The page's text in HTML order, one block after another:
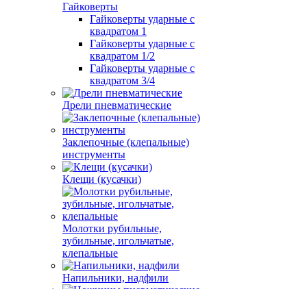
Гайковерты
Гайковерты ударные с
квадратом 1
Гайковерты ударные с
квадратом 1/2
Гайковерты ударные с
квадратом 3/4
Дрели пневматические
Заклепочные (клепальные)
инструменты
Клещи (кусачки)
Молотки рубильные,
зубильные, игольчатые,
клепальные
Напильники, надфили